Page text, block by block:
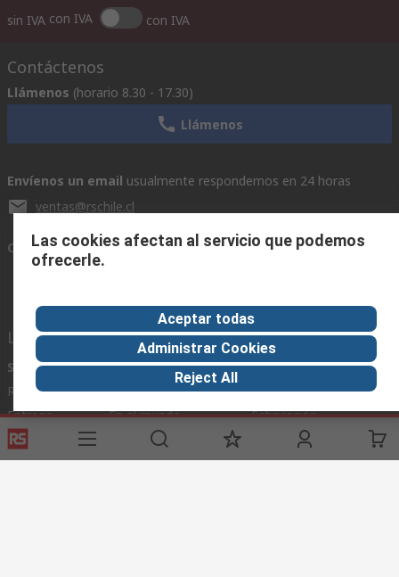
sin IVA con IVA con IVA
Contáctenos
Llámenos (horario 8.30 - 17.30)
Llámenos
Envíenos un email usualmente respondemos en 24 horas
ventas@rschile.cl
Conectar con nosotros
Links de ayuda
Servicios
Registrarse
Entrega
Pago
Exportar
Acerca de RS
Acerca de RS
En el mundo
Grupo corporativo
ESG
Industria
Zona Industria
Fabricación
Las cookies afectan al servicio que podemos
ofrecerle.
Aceptar todas
Administrar Cookies
Reject All